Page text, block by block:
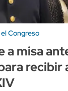
Congreso
a misa
recibir